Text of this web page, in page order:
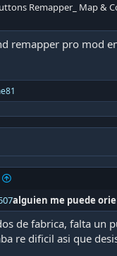
Remapper_ Map &
remapper pro mod
alguien me puede
de fabrica, falta un
re dificil asi que